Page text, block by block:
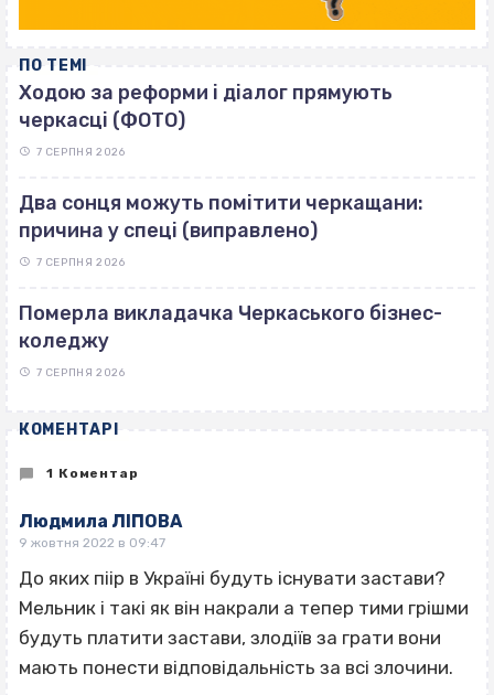
ПО ТЕМІ
Ходою за реформи і діалог прямують
черкасці (ФОТО)
7 СЕРПНЯ 2026
Два сонця можуть помітити черкащани:
причина у спеці (виправлено)
7 СЕРПНЯ 2026
Померла викладачка Черкаського бізнес-
коледжу
7 СЕРПНЯ 2026
КОМЕНТАРІ
1 Коментар
Людмила ЛІПОВА
9 жовтня 2022 в 09:47
До яких піір в Україні будуть існувати застави?
Мельник і такі як він накрали а тепер тими грішми
будуть платити застави, злодіїв за грати вони
мають понести відповідальність за всі злочини.